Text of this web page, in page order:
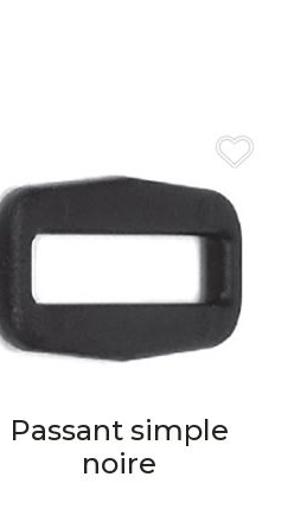
Passant simple
noire